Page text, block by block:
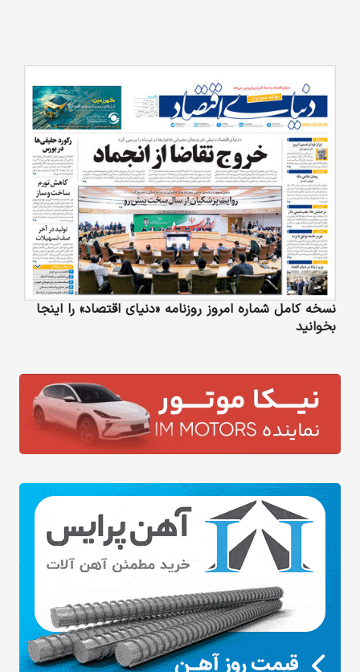
نسخه کامل شماره امروز روزنامه «دنیای‌ اقتصاد» را اینجا
بخوانید